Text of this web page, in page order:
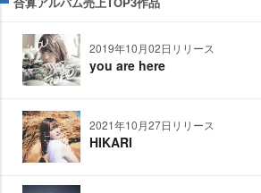
2019年10月02日リリース
you are here
2021年10月27日リリース
HIKARI